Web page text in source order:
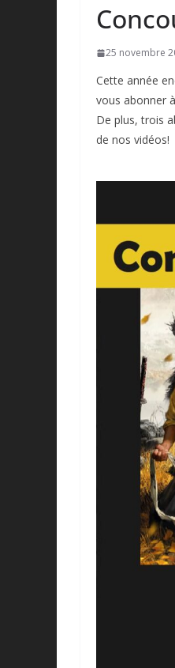
25 novembre
Cette année
vous abonner
De plus, trois
de nos vidéos!